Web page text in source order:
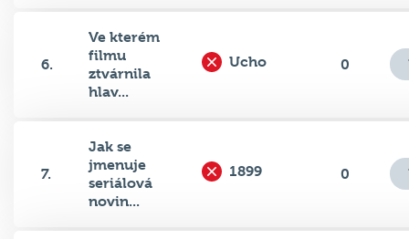
6.
Ve kterém
filmu
ztvárnila
hlav...
Ucho 0
7.
Jak se
jmenuje
seriálová
novin...
1899 0